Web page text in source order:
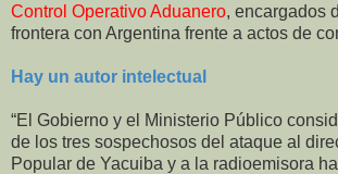
Control Operativo Aduanero, encargados
frontera con Argentina frente a actos de
Hay un autor intelectual
“El Gobierno y el Ministerio Público
de los tres sospechosos del ataque al
Popular de Yacuiba y a la radioemisora